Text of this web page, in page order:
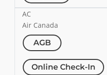
AC
Air Canada
AGB
Online Check-In